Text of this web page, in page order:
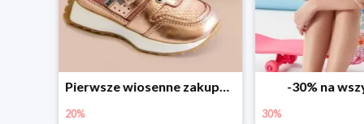
Pierwsze wiosenne zakupy -20%
20%
-30% na
30%